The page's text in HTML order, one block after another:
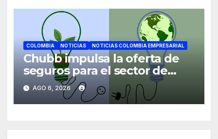
COLOMBIA NOTICIAS NOTICIAS COLOMBIA EMPRESARIAL
Chubb impulsa la oferta de
seguros para el sector de
energías renovables en
América Latina
AGO 6, 2026